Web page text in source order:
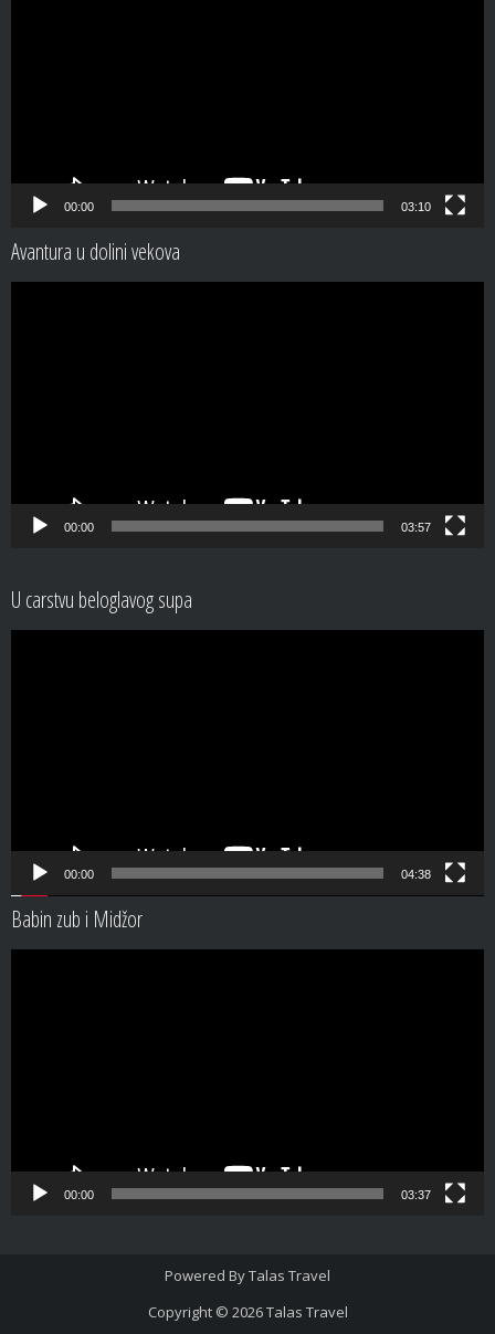
00:00 03:10
Avantura u dolini vekova
00:00 03:57
U carstvu beloglavog supa
00:00 04:38
Babin zub i Midžor
00:00 03:37
Powered ByTalas Travel
Copyright © 2026Talas Travel